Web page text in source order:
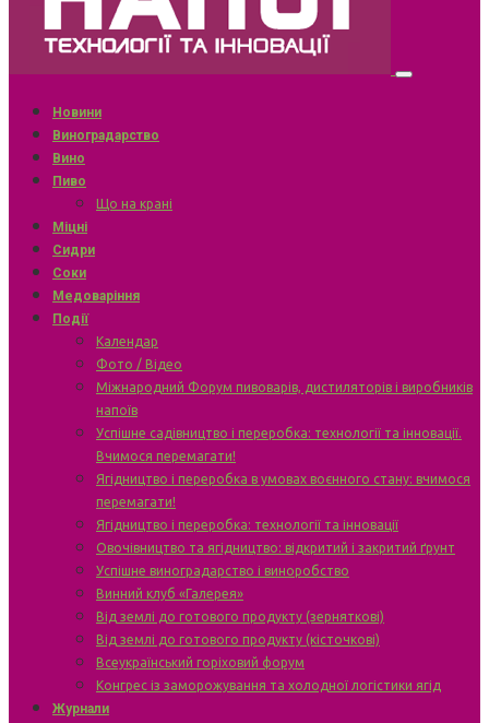
Новини
Виноградарство
Вино
Пиво
Що на крані
Міцні
Сидри
Соки
Медоваріння
Події
Календар
Фото / Відео
Міжнародний Форум пивоварів, дистиляторів і виробників
напоїв
Успішне садівництво і переробка: технології та інновації.
Вчимося перемагати!
Ягідництво і переробка в умовах воєнного стану: вчимося
перемагати!
Ягідництво і переробка: технології та інновації
Овочівництво та ягідництво: відкритий і закритий ґрунт
Успішне виноградарство і виноробство
Винний клуб «Галерея»
Від землі до готового продукту (зерняткові)
Від землі до готового продукту (кісточкові)
Всеукраїнський горіховий форум
Конгрес із заморожування та холодної логістики ягід
Журнали